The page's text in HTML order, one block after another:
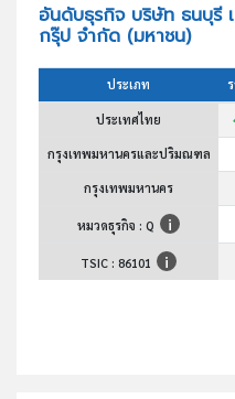
อันดับธุรกิจ บริษัท ธนบุรี
กรุ๊ป จำกัด (มหาชน)
ประเภท
ประเทศไทย
กรุงเทพมหานครและปริมณฑล
กรุงเทพมหานคร
หมวดธุรกิจ : Q
TSIC : 86101